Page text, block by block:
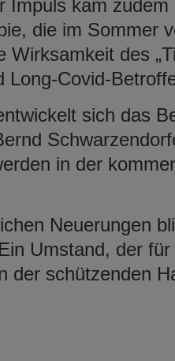
Impuls kam
die im Sommer
Wirksamkeit des
Long-Covid-
sich das
in der
Neuerungen
Umstand, der
der schützenden